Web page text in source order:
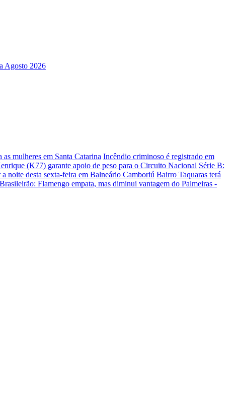
mulheres em Santa Catarina Incêndio criminoso é registrado em
(K77) garante apoio de peso para o Circuito Nacional Série B:
noite desta sexta-feira em Balneário Camboriú Bairro Taquaras terá
Brasileirão: Flamengo empata, mas diminui vantagem do Palmeiras -